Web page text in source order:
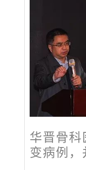
华晋骨
变病例